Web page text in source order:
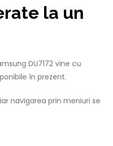
la un
DU7172 vine cu
în prezent.
navigarea prin meniuri se